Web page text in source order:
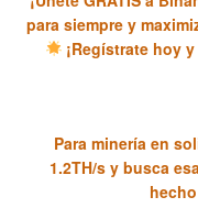
para siempre y
¡Regístrate hoy
Para minería en
1.2TH/s y busca